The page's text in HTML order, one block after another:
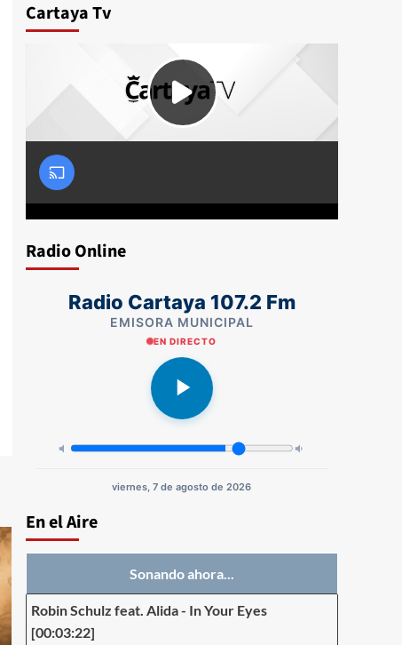
Cartaya Tv
Radio Online
Radio Cartaya 107.2 Fm
EMISORA MUNICIPAL
EN DIRECTO
viernes, 7 de agosto de 2026
En el Aire
Sonando ahora...
Robin Schulz feat. Alida- In Your Eyes
[00:03:22]